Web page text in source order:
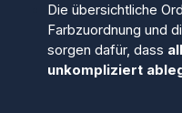
Die übersichtliche
Farbzuordnung und
sorgen dafür, dass
unkompliziert